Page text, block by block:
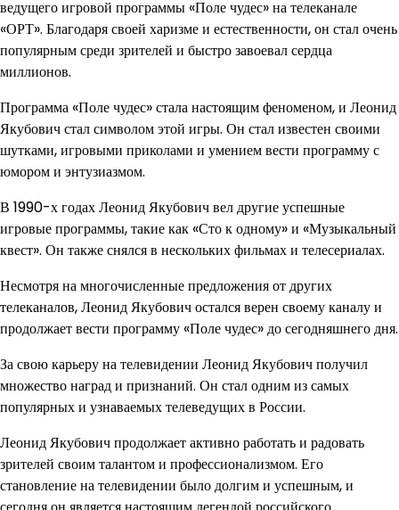
ведущего игровой программы «Поле чудес» на телеканале
«ОРТ». Благодаря своей харизме и естественности, он стал очень
популярным среди зрителей и быстро завоевал сердца
миллионов.
Программа «Поле чудес» стала настоящим феноменом, и Леонид
Якубович стал символом этой игры. Он стал известен своими
шутками, игровыми приколами и умением вести программу с
юмором и энтузиазмом.
В 1990-х годах Леонид Якубович вел другие успешные
игровые программы, такие как «Сто к одному» и «Музыкальный
квест». Он также снялся в нескольких фильмах и телесериалах.
Несмотря на многочисленные предложения от других
телеканалов, Леонид Якубович остался верен своему каналу и
продолжает вести программу «Поле чудес» до сегодняшнего дня.
За свою карьеру на телевидении Леонид Якубович получил
множество наград и признаний. Он стал одним из самых
популярных и узнаваемых телеведущих в России.
Леонид Якубович продолжает активно работать и радовать
зрителей своим талантом и профессионализмом. Его
становление на телевидении было долгим и успешным, и